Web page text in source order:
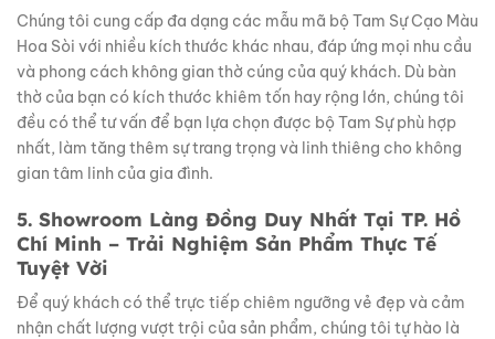
Chúng tôi cung cấp đa dạng các mẫu mã bộ Tam Sự Cạo Màu
Hoa Sòi với nhiều kích thước khác nhau, đáp ứng mọi nhu cầu
và phong cách không gian thờ cúng của quý khách. Dù bàn
thờ của bạn có kích thước khiêm tốn hay rộng lớn, chúng tôi
đều có thể tư vấn để bạn lựa chọn được bộ Tam Sự phù hợp
nhất, làm tăng thêm sự trang trọng và linh thiêng cho không
gian tâm linh của gia đình.
5. Showroom Làng Đồng Duy Nhất Tại TP. Hồ
Chí Minh – Trải Nghiệm Sản Phẩm Thực Tế
Tuyệt Vời
Để quý khách có thể trực tiếp chiêm ngưỡng vẻ đẹp và cảm
nhận chất lượng vượt trội của sản phẩm, chúng tôi tự hào là